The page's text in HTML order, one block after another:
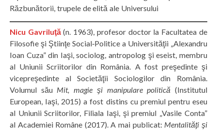
Răzbunătorii, trupele de elită ale Universului
Nicu Gavriluţă(n. 1963), profesor doctor la Facultatea de
Filosofie şi Ştiinţe Social‑Politice a Universităţii „Alexandru
Ioan Cuza” din Iaşi, sociolog, antropolog şi eseist, membru
al Uniunii Scriitorilor din România. A fost preşedinte şi
vicepreşedinte al Societăţii Sociologilor din România.
Volumul său Mit, magie şi manipulare politică(Institutul
European, Iaşi, 2015) a fost distins cu premiul pentru eseu
al Uniunii Scriitorilor, Filiala Iaşi, şi premiul „Vasile Conta”
al Academiei Române (2017). A mai publicat: Mentalităţi şi